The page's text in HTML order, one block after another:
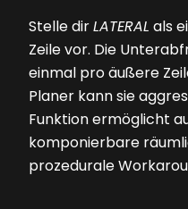
Stelle dirLATERAL als
Zeile vor. Die
einmal pro äußere
Planer kann sie
Funktion ermöglicht
komponierbare
prozedurale